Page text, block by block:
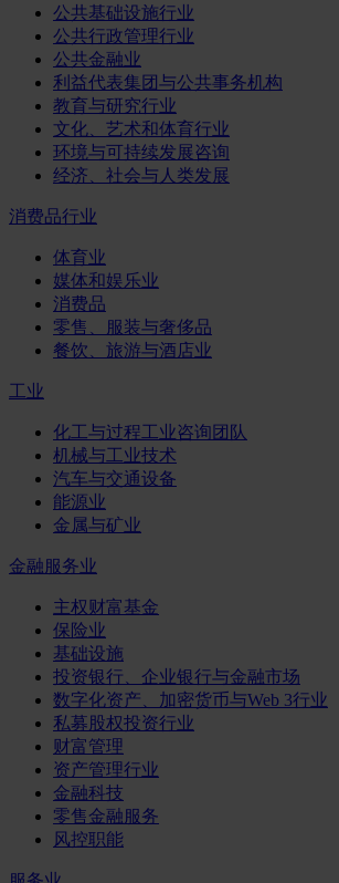
公共基础设施行业
公共行政管理行业
公共金融业
利益代表集团与公共事务机构
教育与研究行业
文化、艺术和体育行业
环境与可持续发展咨询
经济、社会与人类发展
消费品行业
体育业
媒体和娱乐业
消费品
零售、服装与奢侈品
餐饮、旅游与酒店业
工业
化工与过程工业咨询团队
机械与工业技术
汽车与交通设备
能源业
金属与矿业
金融服务业
主权财富基金
保险业
基础设施
投资银行、企业银行与金融市场
数字化资产、加密货币与Web 3行业
私募股权投资行业
财富管理
资产管理行业
金融科技
零售金融服务
风控职能